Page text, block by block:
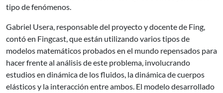
tipo de fenómenos.
Gabriel Usera, responsable del proyecto y docente de Fing,
contó en Fingcast, que están utilizando varios tipos de
modelos matemáticos probados en el mundo repensados para
hacer frente al análisis de este problema, involucrando
estudios en dinámica de los fluidos, la dinámica de cuerpos
elásticos y la interacción entre ambos. El modelo desarrollado